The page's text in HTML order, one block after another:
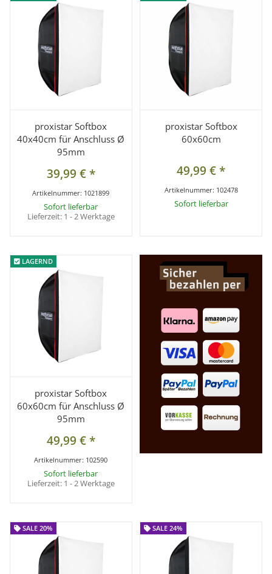
proxistar Softbox
40x40cm für Anschluss Ø
95mm
39,99 €*
Artikelnummer: 1021899
Sofort lieferbar
Lieferzeit: 1 - 2 Werktage
proxistar Softbox
60x60cm
49,99 €*
Artikelnummer: 102478
Sofort lieferbar
LAGERND
LAGERND
proxistar Softbox
60x60cm für Anschluss Ø
95mm
49,99 €*
Artikelnummer: 102590
Sofort lieferbar
Lieferzeit: 1 - 2 Werktage
SALE 20%
SALE 20% SALE 24%
SALE 24%